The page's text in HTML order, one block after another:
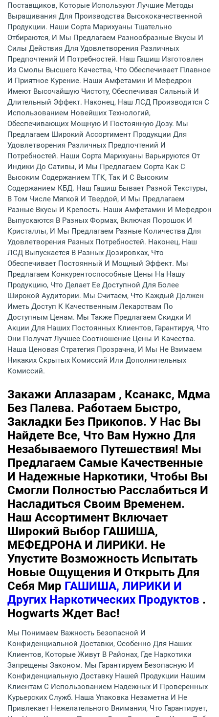
Поставщиков, Которые Используют Лучшие Методы
Выращивания Для Производства Высококачественной
Продукции. Наши Сорта Марихуаны Тщательно
Отбираются, И Мы Предлагаем Разнообразные Вкусы И
Силы Действия Для Удовлетворения Различных
Предпочтений И Потребностей. Наш Гашиш Изготовлен
Из Смолы Высшего Качества, Что Обеспечивает Плавное
И Приятное Курение. Наши Амфетамин И Мефедрон
Имеют Высочайшую Чистоту, Обеспечивая Сильный И
Длительный Эффект. Наконец, Наш ЛСД Производится С
Использованием Новейших Технологий,
Обеспечивающих Мощную И Постоянную Дозу. Мы
Предлагаем Широкий Ассортимент Продукции Для
Удовлетворения Различных Предпочтений И
Потребностей. Наши Сорта Марихуаны Варьируются От
Индики До Сативы, И Мы Предлагаем Сорта Как С
Высоким Содержанием ТГК, Так И С Высоким
Содержанием КБД. Наш Гашиш Бывает Разной Текстуры,
В Том Числе Мягкой И Твердой, И Мы Предлагаем
Разные Вкусы И Крепость. Наши Амфетамин И Мефедрон
Выпускаются В Разных Формах, Включая Порошок И
Кристаллы, И Мы Предлагаем Разные Количества Для
Удовлетворения Разных Потребностей. Наконец, Наш
ЛСД Выпускается В Разных Дозировках, Что
Обеспечивает Постоянный И Мощный Эффект. Мы
Предлагаем Конкурентоспособные Цены На Нашу
Продукцию, Что Делает Ее Доступной Для Более
Широкой Аудитории. Мы Считаем, Что Каждый Должен
Иметь Доступ К Качественным Лекарствам По
Доступным Ценам. Мы Также Предлагаем Скидки И
Акции Для Наших Постоянных Клиентов, Гарантируя, Что
Они Получат Лучшее Соотношение Цены И Качества.
Наша Ценовая Стратегия Прозрачна, И Мы Не Взимаем
Никаких Скрытых Комиссий Или Дополнительных
Комиссий.
Закажи Аплазарам , Ксанакс, Мдма
Без Палева. Работаем Быстро,
Закладки Без Прикопов. У Нас Вы
Найдете Все, Что Вам Нужно Для
Незабываемого Путешествия! Мы
Предлагаем Самые Качественные
И Надежные Наркотики, Чтобы Вы
Смогли Полностью Расслабиться И
Насладиться Своим Временем.
Наш Ассортимент Включает
Широкий Выбор ГАШИША,
МЕФЕДРОНА И ЛИРИКИ. Не
Упустите Возможность Испытать
Новые Ощущения И Открыть Для
Себя Мир ГАШИША, ЛИРИКИ И
Других Наркотических Продуктов .
Hogwarts Ждет Вас!
Мы Понимаем Важность Безопасной И
Конфиденциальной Доставки, Особенно Для Наших
Клиентов, Которые Живут В Районах, Где Наркотики
Запрещены Законом. Мы Гарантируем Безопасную И
Конфиденциальную Доставку Нашей Продукции Нашим
Клиентам С Использованием Надежных И Проверенных
Курьерских Служб. Наша Упаковка Незаметна И Не
Привлекает Нежелательного Внимания, Что Гарантирует,